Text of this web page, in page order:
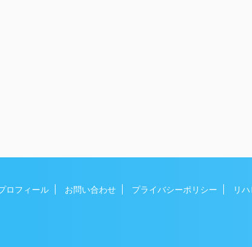
ロフィール お問い合わせ プライバシーポリシー リ
Powered by